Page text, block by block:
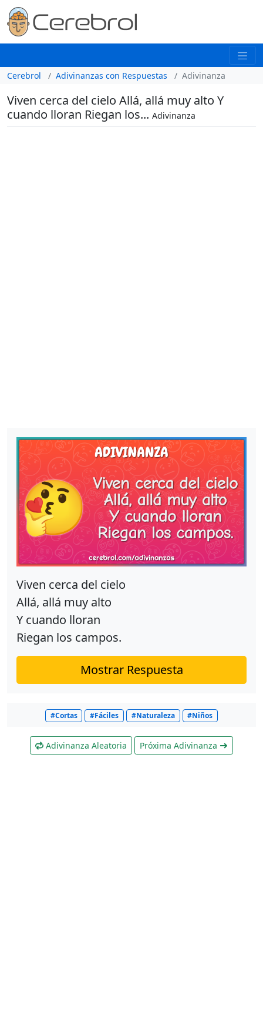
Cerebrol Adivinanzas con Respuestas Adivinanza
Viven cerca del cielo Allá, allá muy alto Y
cuando lloran Riegan los... Adivinanza
Viven cerca del cielo
Allá, allá muy alto
Y cuando lloran
Riegan los campos.
Mostrar Respuesta
#Cortas #Fáciles #Naturaleza #Niños
Adivinanza Aleatoria Próxima Adivinanza